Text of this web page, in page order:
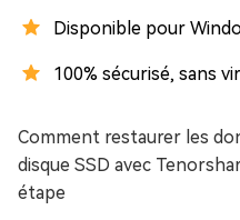
Disponible pour
100% sécurisé, sans
Comment restaurer les
disque SSD avec
étape